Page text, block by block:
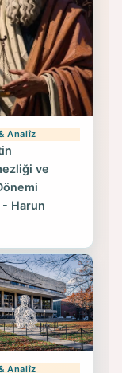
Analîz
ve
Harun
Analîz